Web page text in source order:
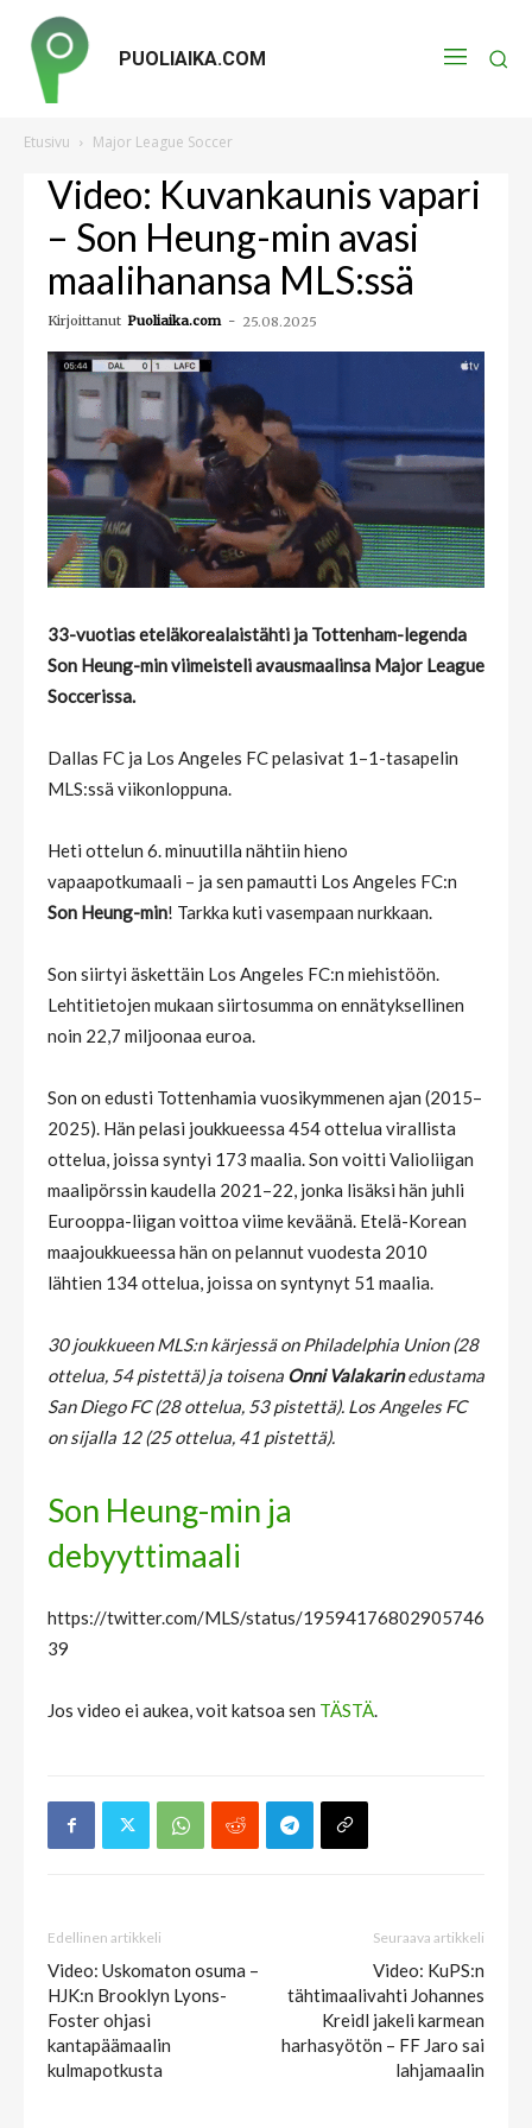
PUOLIAIKA.COM
Etusivu Major League Soccer
Video: Kuvankaunis vapari
– Son Heung-min avasi
maalihanansa MLS:ssä
Kirjoittanut Puoliaika.com - 25.08.2025
33-vuotias eteläkorealaistähti ja Tottenham-legenda
Son Heung-min viimeisteli avausmaalinsa Major League
Soccerissa.
Dallas FC ja Los Angeles FC pelasivat 1–1-tasapelin
MLS:ssä viikonloppuna.
Heti ottelun 6. minuutilla nähtiin hieno
vapaapotkumaali – ja sen pamautti Los Angeles FC:n
Son Heung-min! Tarkka kuti vasempaan nurkkaan.
Son siirtyi äskettäin Los Angeles FC:n miehistöön.
Lehtitietojen mukaan siirtosumma on ennätyksellinen
noin 22,7 miljoonaa euroa.
Son on edusti Tottenhamia vuosikymmenen ajan (2015–
2025). Hän pelasi joukkueessa 454 ottelua virallista
ottelua, joissa syntyi 173 maalia. Son voitti Valioliigan
maalipörssin kaudella 2021–22, jonka lisäksi hän juhli
Eurooppa-liigan voittoa viime keväänä. Etelä-Korean
maajoukkueessa hän on pelannut vuodesta 2010
lähtien 134 ottelua, joissa on syntynyt 51 maalia.
30 joukkueen MLS:n kärjessä on Philadelphia Union (28
ottelua, 54 pistettä) ja toisena Onni Valakarinedustama
San Diego FC (28 ottelua, 53 pistettä). Los Angeles FC
on sijalla 12 (25 ottelua, 41 pistettä).
Son Heung-min ja
debyyttimaali
https://twitter.com/MLS/status/19594176802905746
39
Jos video ei aukea, voit katsoa sen TÄSTÄ.
Edellinen artikkeli
Video: Uskomaton osuma –
HJK:n Brooklyn Lyons-
Foster ohjasi
kantapäämaalin
kulmapotkusta
Seuraava artikkeli
Video: KuPS:n
tähtimaalivahti Johannes
Kreidl jakeli karmean
harhasyötön – FF Jaro sai
lahjamaalin